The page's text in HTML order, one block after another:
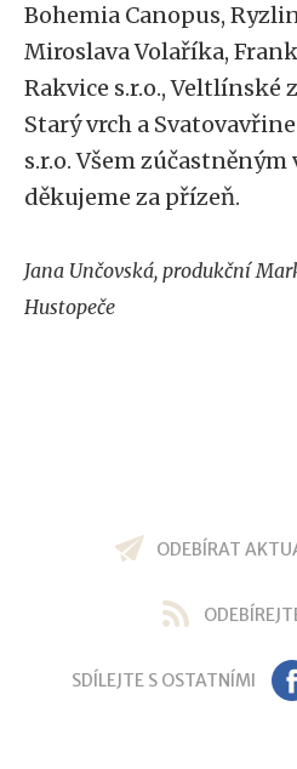
Bohemia Canopus,
Miroslava Volaříka,
Rakvice s.r.o., Veltlínské
Starý vrch a
s.r.o. Všem
děkujeme za přízeň.
Jana Unčovská, produkční
Hustopeče
ODEBÍRAT
SDÍLEJTE S OSTATNÍMI FB